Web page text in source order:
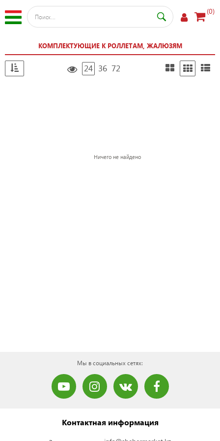
(0)
КОМПЛЕКТУЮЩИЕ К РОЛЛЕТАМ, ЖАЛЮЗЯМ
24 36 72
Ничего не найдено
Мы в социальных сетях:
Контактная информация